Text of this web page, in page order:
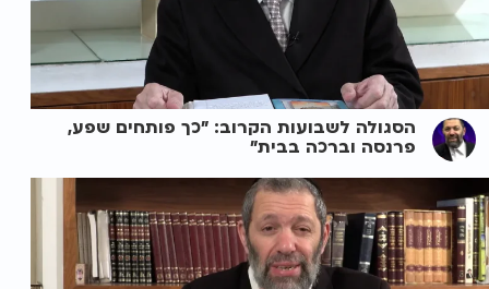
הסגולה לשבועות הקרוב: "כך פותחים שפע,
פרנסה וברכה בבית"